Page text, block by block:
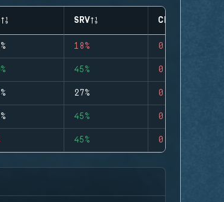
SRV CLUTCHES
18% 0
45% 0
27% 0
45% 0
45% 0